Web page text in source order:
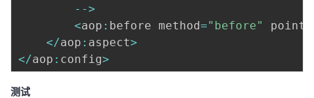
-->
<aop : before method="before"
</aop : aspect>
</aop : config>
测试